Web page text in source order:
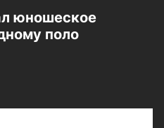
юношеское
поло